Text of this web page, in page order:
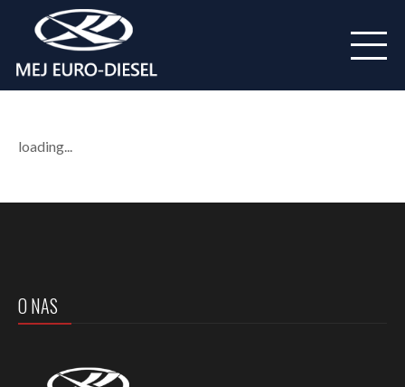
loading...
O NAS